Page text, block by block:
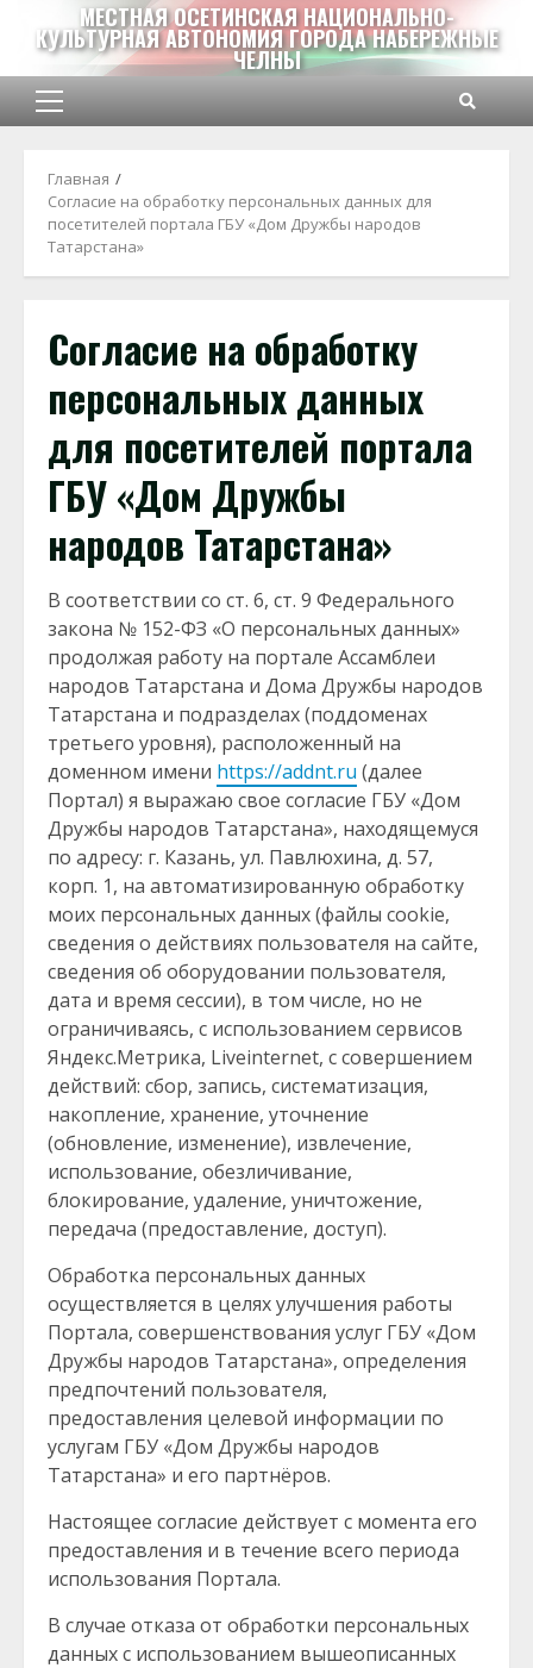
содержимому
МЕСТНАЯ ОСЕТИНСКАЯ НАЦИОНАЛЬНО-
КУЛЬТУРНАЯ АВТОНОМИЯ ГОРОДА НАБЕРЕЖНЫЕ
ЧЕЛНЫ
Основное
Главная
Согласие на обработку персональных данных для
посетителей портала ГБУ «Дом Дружбы народов
Татарстана»
Согласие на обработку
персональных данных
для посетителей портала
ГБУ «Дом Дружбы
народов Татарстана»
В соответствии со ст. 6, ст. 9 Федерального
закона № 152-ФЗ «О персональных данных»
продолжая работу на портале Ассамблеи
народов Татарстана и Дома Дружбы народов
Татарстана и подразделах (поддоменах
третьего уровня), расположенный на
доменном имени https://addnt.ru (далее
Портал) я выражаю свое согласие ГБУ «Дом
Дружбы народов Татарстана», находящемуся
по адресу: г. Казань, ул. Павлюхина, д. 57,
корп. 1, на автоматизированную обработку
моих персональных данных (файлы cookie,
сведения о действиях пользователя на сайте,
сведения об оборудовании пользователя,
дата и время сессии), в том числе, но не
ограничиваясь, с использованием сервисов
Яндекс.Метрика, Liveinternet, с совершением
действий: сбор, запись, систематизация,
накопление, хранение, уточнение
(обновление, изменение), извлечение,
использование, обезличивание,
блокирование, удаление, уничтожение,
передача (предоставление, доступ).
Обработка персональных данных
осуществляется в целях улучшения работы
Портала, совершенствования услуг ГБУ «Дом
Дружбы народов Татарстана», определения
предпочтений пользователя,
предоставления целевой информации по
услугам ГБУ «Дом Дружбы народов
Татарстана» и его партнёров.
Настоящее согласие действует с момента его
предоставления и в течение всего периода
использования Портала.
В случае отказа от обработки персональных
данных с использованием вышеописанных